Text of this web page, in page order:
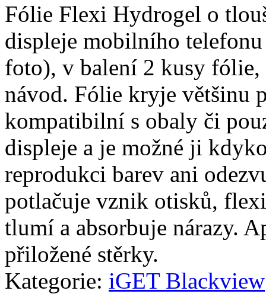
Fólie Flexi Hydrogel o
displeje mobilního
foto), v balení 2 kusy fólie,
návod. Fólie kryje většinu
kompatibilní s obaly či
displeje a je možné ji
reprodukci barev ani
potlačuje vznik otisků,
tlumí a absorbuje nárazy.
přiložené stěrky.
Kategorie: iGET Blackview